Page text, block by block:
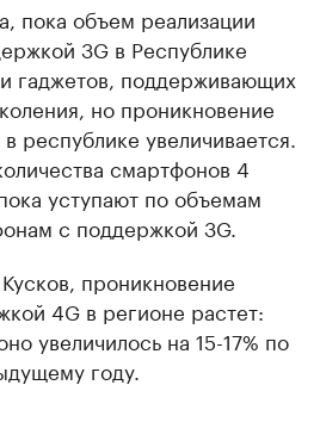
пока объем реализации
3G в Республике
гаджетов, поддерживающих
но проникновение
республике увеличивается.
смартфонов 4
уступают по объемам
с поддержкой 3G.
проникновение
4G в регионе растет:
увеличилось на 15-17% по
году.